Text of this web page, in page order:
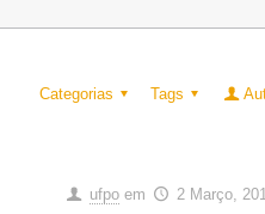
Categorias Tags
ufpo em 2 Março,